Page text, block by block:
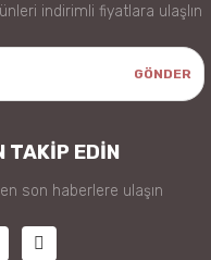
indirimli fiyatlara ulaşlın
GÖNDER
TAKİP EDİN
son haberlere ulaşın